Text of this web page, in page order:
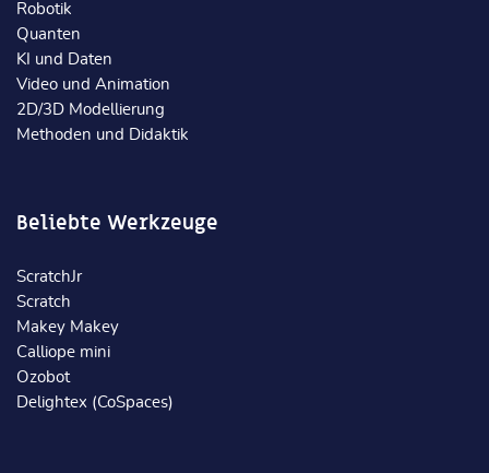
Robotik
Quanten
KI und Daten
Video und Animation
2D/3D Modellierung
Methoden und Didaktik
Beliebte Werkzeuge
ScratchJr
Scratch
Makey Makey
Calliope mini
Ozobot
Delightex (CoSpaces)